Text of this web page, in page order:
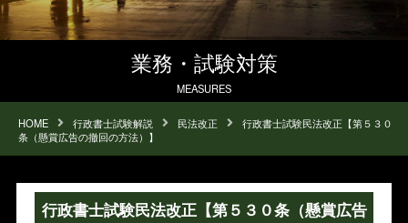
業務・試験対策
MEASURES
HOME 行政書士試験解説 民法改正
行政書士試験民法改正【第５３０
条（懸賞広告の撤回の方法）】
行政書士試験民法改正【第５３０条（懸賞広告